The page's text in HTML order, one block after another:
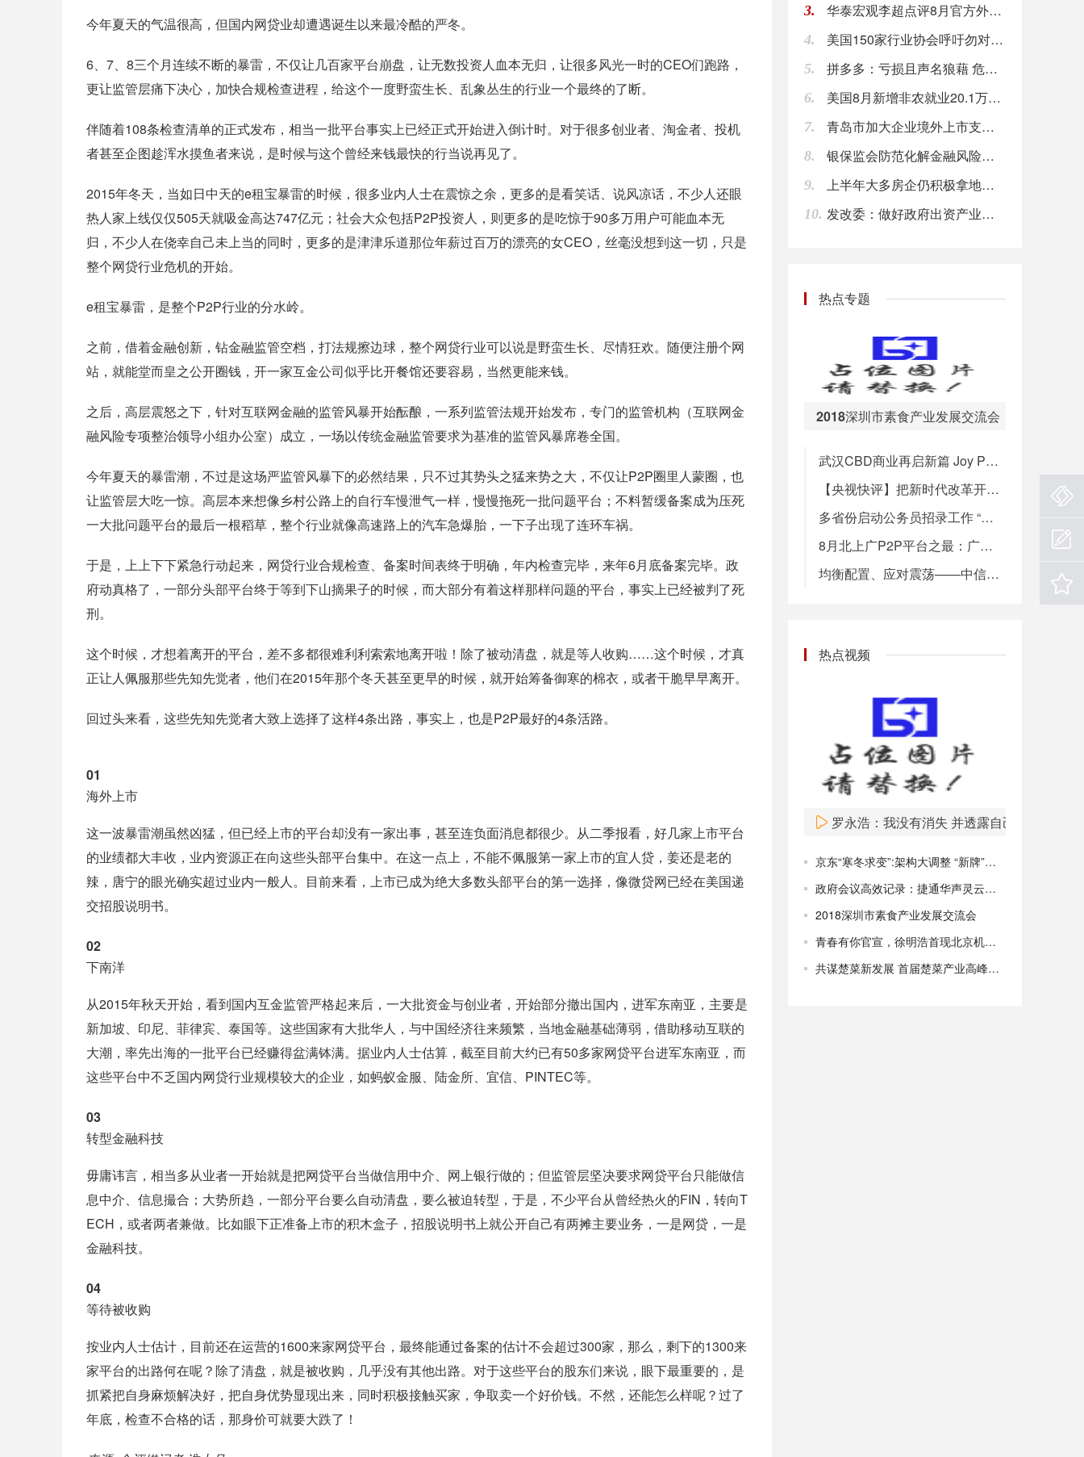
今年夏天的气温很高，但国内网贷业却遭遇诞生以来最冷酷的严冬。
6、7、8三个月连续不断的暴雷，不仅让几百家平台崩盘，让无数投资人血本无归，让很多风光一时的CEO们跑路，
更让监管层痛下决心，加快合规检查进程，给这个一度野蛮生长、乱象丛生的行业一个最终的了断。
伴随着108条检查清单的正式发布，相当一批平台事实上已经正式开始进入倒计时。对于很多创业者、淘金者、投机
者甚至企图趁浑水摸鱼者来说，是时候与这个曾经来钱最快的行当说再见了。
2015年冬天，当如日中天的e租宝暴雷的时候，很多业内人士在震惊之余，更多的是看笑话、说风凉话，不少人还眼
热人家上线仅仅505天就吸金高达747亿元；社会大众包括P2P投资人，则更多的是吃惊于90多万用户可能血本无
归，不少人在侥幸自己未上当的同时，更多的是津津乐道那位年薪过百万的漂亮的女CEO，丝毫没想到这一切，只是
整个网贷行业危机的开始。
e租宝暴雷，是整个P2P行业的分水岭。
之前，借着金融创新，钻金融监管空档，打法规擦边球，整个网贷行业可以说是野蛮生长、尽情狂欢。随便注册个网
站，就能堂而皇之公开圈钱，开一家互金公司似乎比开餐馆还要容易，当然更能来钱。
之后，高层震怒之下，针对互联网金融的监管风暴开始酝酿，一系列监管法规开始发布，专门的监管机构（互联网金
融风险专项整治领导小组办公室）成立，一场以传统金融监管要求为基准的监管风暴席卷全国。
今年夏天的暴雷潮，不过是这场严监管风暴下的必然结果，只不过其势头之猛来势之大，不仅让P2P圈里人蒙圈，也
让监管层大吃一惊。高层本来想像乡村公路上的自行车慢泄气一样，慢慢拖死一批问题平台；不料暂缓备案成为压死
一大批问题平台的最后一根稻草，整个行业就像高速路上的汽车急爆胎，一下子出现了连环车祸。
于是，上上下下紧急行动起来，网贷行业合规检查、备案时间表终于明确，年内检查完毕，来年6月底备案完毕。政
府动真格了，一部分头部平台终于等到下山摘果子的时候，而大部分有着这样那样问题的平台，事实上已经被判了死
刑。
这个时候，才想着离开的平台，差不多都很难利利索索地离开啦！除了被动清盘，就是等人收购……这个时候，才真
正让人佩服那些先知先觉者，他们在2015年那个冬天甚至更早的时候，就开始筹备御寒的棉衣，或者干脆早早离开。
回过头来看，这些先知先觉者大致上选择了这样4条出路，事实上，也是P2P最好的4条活路。
01
海外上市
这一波暴雷潮虽然凶猛，但已经上市的平台却没有一家出事，甚至连负面消息都很少。从二季报看，好几家上市平台
的业绩都大丰收，业内资源正在向这些头部平台集中。在这一点上，不能不佩服第一家上市的宜人贷，姜还是老的
辣，唐宁的眼光确实超过业内一般人。目前来看，上市已成为绝大多数头部平台的第一选择，像微贷网已经在美国递
交招股说明书。
02
下南洋
从2015年秋天开始，看到国内互金监管严格起来后，一大批资金与创业者，开始部分撤出国内，进军东南亚，主要是
新加坡、印尼、菲律宾、泰国等。这些国家有大批华人，与中国经济往来频繁，当地金融基础薄弱，借助移动互联的
大潮，率先出海的一批平台已经赚得盆满钵满。据业内人士估算，截至目前大约已有50多家网贷平台进军东南亚，而
这些平台中不乏国内网贷行业规模较大的企业，如蚂蚁金服、陆金所、宜信、PINTEC等。
03
转型金融科技
毋庸讳言，相当多从业者一开始就是把网贷平台当做信用中介、网上银行做的；但监管层坚决要求网贷平台只能做信
息中介、信息撮合；大势所趋，一部分平台要么自动清盘，要么被迫转型，于是，不少平台从曾经热火的FIN，转向T
ECH，或者两者兼做。比如眼下正准备上市的积木盒子，招股说明书上就公开自己有两摊主要业务，一是网贷，一是
金融科技。
04
等待被收购
按业内人士估计，目前还在运营的1600来家网贷平台，最终能通过备案的估计不会超过300家，那么，剩下的1300来
家平台的出路何在呢？除了清盘，就是被收购，几乎没有其他出路。对于这些平台的股东们来说，眼下最重要的，是
抓紧把自身麻烦解决好，把自身优势显现出来，同时积极接触买家，争取卖一个好价钱。不然，还能怎么样呢？过了
年底，检查不合格的话，那身价可就要大跌了！
08:00
【石墨电极企业现货供应吃紧状态 石墨电极价格有望继续上涨】截止本周五止， 国内超高功率石墨电极直径300-700mm主流出厂含税价格5万-13万元\/吨，高功率石墨电极直径300-500mm主流出厂含税价格4.5万-6.5万元\/吨，普通功率石墨电极直径300-500mm主流出厂含税价格3万-4万元\/吨。分析称，石墨电极价格低位反弹以及现货紧张，都给下游采购带来积极信号，市场买涨情绪渐增。后市看石墨电极价格下跌行情结束，震荡上行开启，但是否能够大幅反弹有待市场验证。
08:00
【北京市住建委:互联网平台房源须信息真实并实时更新】北京市住建委相关负责人日前表示，互联网平台作为房源发布主渠道，必须做到房源信息、经纪人信息真实并实时更新。开展互联网房源信息执法检查是一项长期工作，北京住建执法部门每周都会安排执法人员对各网站房源信息发布情况进行专项执法检查。（新华网）
08:00
【《全球石墨烯产业研究报告（2018）》正式发布】 2018中国国际石墨烯创新大会新闻发布会在西安召开，由中国石墨烯产业技术创新战略联盟产业研究中心编写的《全球石墨烯产业研究报告(2018)》正式发布。 据统计，截至2017年12月底，我国从事石墨烯的研发、生产、销售、推广等相关单位的数量达到4800多家，石墨烯产业的市场规模增长至70亿元，石墨烯产业呈现出快速发展趋势，石墨烯应用企业已经初具规模，并形成了良性循环的状态。
08:00
【期货公司分类评价结果出炉 19家获得“AA”评级】2018年期货公司分类评价结果日前正式揭晓。期货行业149家期货公司都参与分类评价，其中80家期货公司维持评级不变，而且期货行业头部公司继续保持稳定格局。数据显示，19家期货公司被评为“AA”级，较去年减少3家。A类公司数量与去年持平，均为37家；B类公司数量由去年的100家降至94家；C类公司数量由去年的8家增至16家；D类公司数量由去年的4家降至2家。（券商中国）
08:00
08:00
3. 华泰宏观李超点评8月官方外汇储备:资本流出压力加大
4. 美国150家行业协会呼吁勿对更多中国商品加征关税
5. 拼多多：亏损且声名狼藉 危机四伏如何自救
6. 美国8月新增非农就业20.1万人 好于市场预期
7. 青岛市加大企业境外上市支持力度
8. 银保监会防范化解金融风险攻坚战三年行动方案已获金融委批准
9. 上半年大多房企仍积极拿地扩规模 房地产板块中期净负债率超过100
10. 发改委：做好政府出资产业投资基金绩效评价工作
热点专题
2018深圳市素食产业发展交流会
武汉CBD商业再启新篇 Joy Park悦街华彩启幕
【央视快评】把新时代改革开放继续推向前进
多省份启动公务员招录工作 “京考”笔试今举行
8月北上广P2P平台之最：广东收益率最高，三地问题平台数大降
均衡配置、应对震荡——中信建投9月金股组合
热点视频
罗永浩：我没有消失 并透露自己在忙这事
京东“寒冬求变”:架构大调整 “新牌”能否力挽狂澜
政府会议高效记录：捷通华声灵云智能转录系统全新升级
2018深圳市素食产业发展交流会
青春有你官宣，徐明浩首现北京机场青春感十足
共谋楚菜新发展 首届楚菜产业高峰论坛在汉召开